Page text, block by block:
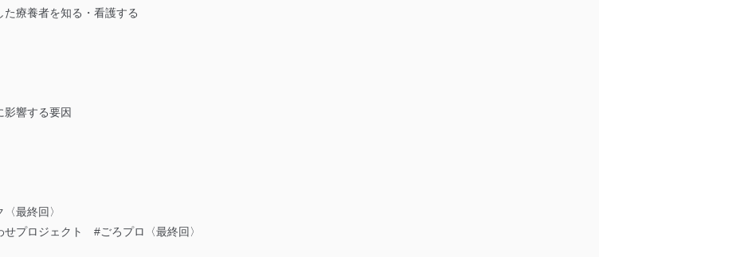
療養者を知る・看護する
響する要因
最終回〉
プロジェクト #ごろプロ〈最終回〉